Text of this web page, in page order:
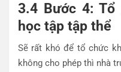
3.4 Bước 4: Tổ
học tập tập thể
Sẽ rất khó để tổ chức
không cho phép thì nhà